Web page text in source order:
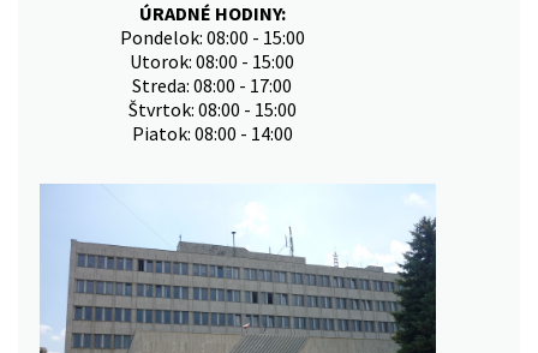
ÚRADNÉ HODINY:
Pondelok: 08:00 - 15:00
Utorok: 08:00 - 15:00
Streda: 08:00 - 17:00
Štvrtok: 08:00 - 15:00
Piatok: 08:00 - 14:00